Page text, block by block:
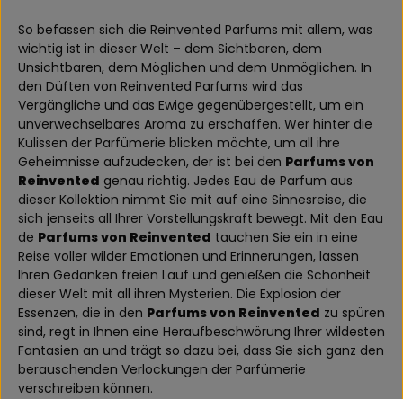
So befassen sich die Reinvented Parfums mit allem, was
wichtig ist in dieser Welt – dem Sichtbaren, dem
Unsichtbaren, dem Möglichen und dem Unmöglichen. In
den Düften von Reinvented Parfums wird das
Vergängliche und das Ewige gegenübergestellt, um ein
unverwechselbares Aroma zu erschaffen. Wer hinter die
Kulissen der Parfümerie blicken möchte, um all ihre
Geheimnisse aufzudecken, der ist bei den Parfums von
Reinvented genau richtig. Jedes Eau de Parfum aus
dieser Kollektion nimmt Sie mit auf eine Sinnesreise, die
sich jenseits all Ihrer Vorstellungskraft bewegt. Mit den Eau
de Parfums von Reinvented tauchen Sie ein in eine
Reise voller wilder Emotionen und Erinnerungen, lassen
Ihren Gedanken freien Lauf und genießen die Schönheit
dieser Welt mit all ihren Mysterien. Die Explosion der
Essenzen, die in den Parfums von Reinvented zu spüren
sind, regt in Ihnen eine Heraufbeschwörung Ihrer wildesten
Fantasien an und trägt so dazu bei, dass Sie sich ganz den
berauschenden Verlockungen der Parfümerie
verschreiben können.